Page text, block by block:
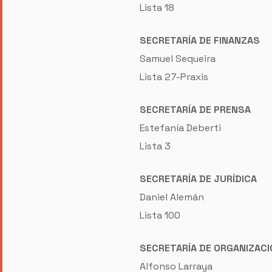
Lista 18
SECRETARÍA DE FINANZAS
Samuel Sequeira
Lista 27-Praxis
SECRETARÍA DE PRENSA
Estefanía Deberti
Lista 3
SECRETARÍA DE JURÍDICA
Daniel Alemán
Lista 100
SECRETARÍA DE
Alfonso Larraya